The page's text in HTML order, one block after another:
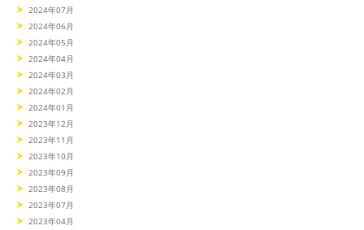
2024年07月
2024年06月
2024年05月
2024年04月
2024年03月
2024年02月
2024年01月
2023年12月
2023年11月
2023年10月
2023年09月
2023年08月
2023年07月
2023年04月